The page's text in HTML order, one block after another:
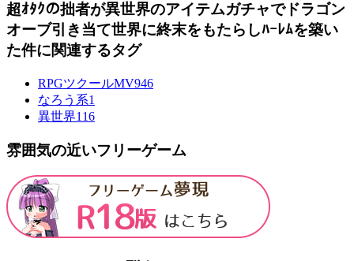
超ｵﾀｸの拙者が異世界のアイテムガチャでドラゴン
オーブ引き当て世界に終末をもたらしﾊｰﾚﾑを築い
た件に関連するタグ
RPGツクールMV946
なろう系1
異世界116
雰囲気の近いフリーゲーム